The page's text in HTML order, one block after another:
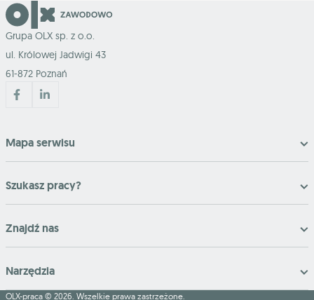
Grupa OLX sp. z o.o.
ul. Królowej Jadwigi 43
61-872 Poznań
Mapa serwisu
Szukasz pracy?
Znajdź nas
Narzędzia
OLX-praca © 2026. Wszelkie prawa zastrzeżone.